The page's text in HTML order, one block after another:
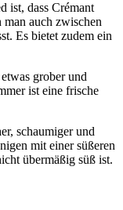
ist, dass Crémant
auch zwischen
Es bietet zudem ein
grober und
ist eine frische
schaumiger und
mit einer süßeren
übermäßig süß ist.